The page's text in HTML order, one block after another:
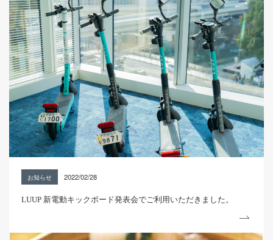
お知らせ 2022/02/28
LUUP 新電動キックボード発表会でご利用いただきました。